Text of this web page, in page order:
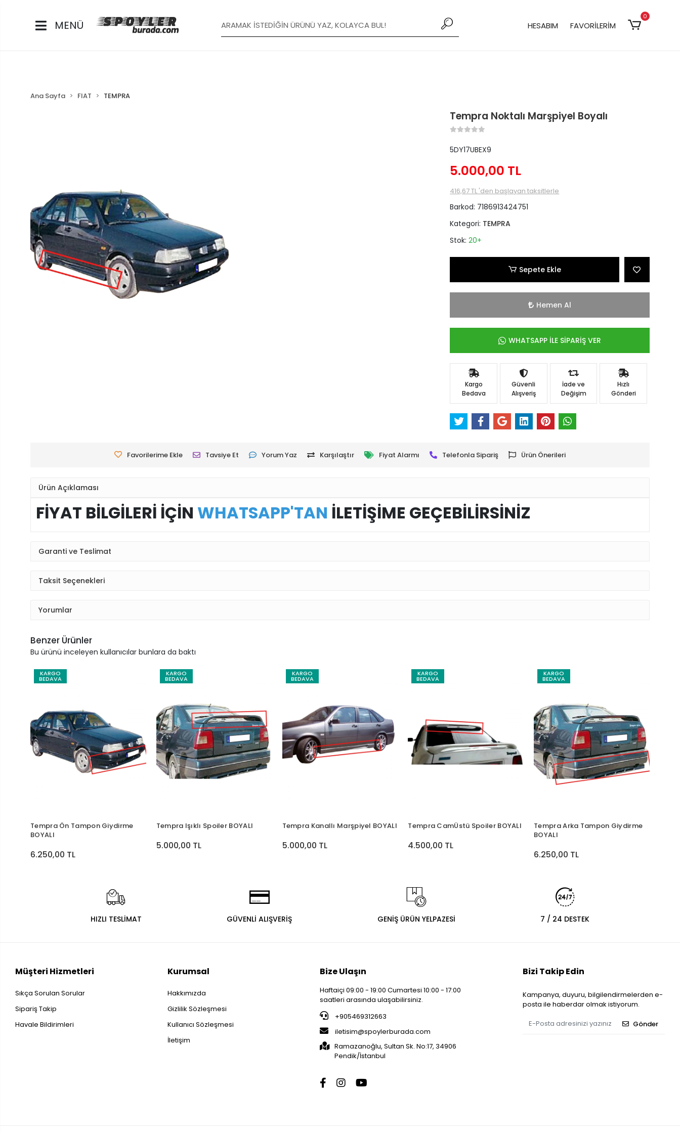
MENÜ HESABIM FAVORİLERİM
0
Ana Sayfa FIAT TEMPRA
Tempra Noktalı Marşpiyel Boyalı
5DY17UBEX9
5.000,00 TL
416,67 TL 'den başlayan taksitlerle
Barkod: 7186913424751
Kategori: TEMPRA
Stok:20+
Sepete Ekle
Hemen Al
WHATSAPP İLE SİPARİŞ VER
Kargo
Bedava
Güvenli
Alışveriş
İade ve
Değişim
Hızlı
Gönderi
Favorilerime Ekle Tavsiye Et Yorum Yaz Karşılaştır Fiyat Alarmı Telefonla Sipariş Ürün Önerileri
Ürün Açıklaması
FİYAT BİLGİLERİ İÇİN WHATSAPP'TAN İLETİŞİME GEÇEBİLİRSİNİZ
Garanti ve Teslimat
Taksit Seçenekleri
Yorumlar
Benzer Ürünler
Bu ürünü inceleyen kullanıcılar bunlara da baktı
KARGO
BEDAVA
Tempra Ön Tampon Giydirme
BOYALI
6.250,00 TL
KARGO
BEDAVA
Tempra Işıklı Spoiler BOYALI
5.000,00 TL
KARGO
BEDAVA
Tempra Kanallı Marşpiyel BOYALI
5.000,00 TL
KARGO
BEDAVA
Tempra CamÜstü Spoiler BOYALI
4.500,00 TL
KARGO
BEDAVA
Tempra Arka Tampon Giydirme
BOYALI
6.250,00 TL
HIZLI TESLİMAT GÜVENLİ ALIŞVERİŞ GENİŞ ÜRÜN YELPAZESİ 7 / 24 DESTEK
Müşteri Hizmetleri
Sıkça Sorulan Sorular
Sipariş Takip
Havale Bildirimleri
Kurumsal
Hakkımızda
Gizlilik Sözleşmesi
Kullanıcı Sözleşmesi
İletişim
Bize Ulaşın
Haftaiçi 09:00 - 19:00 Cumartesi 10:00 - 17:00
saatleri arasında ulaşabilirsiniz.
+905469312663
iletisim@spoylerburada.com
Ramazanoğlu, Sultan Sk. No:17, 34906
Pendik/İstanbul
Bizi Takip Edin
Kampanya, duyuru, bilgilendirmelerden e-
posta ile haberdar olmak istiyorum.
Gönder